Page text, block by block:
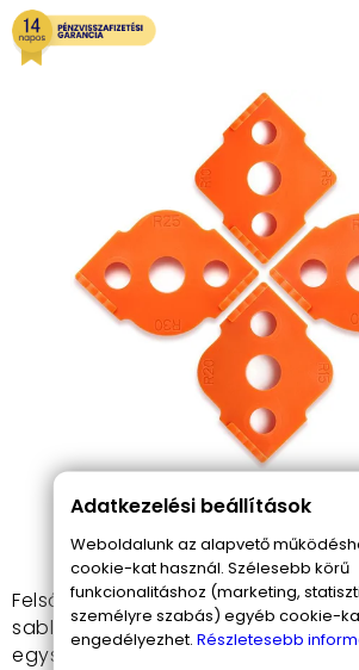
Felsőmaró sarok sablon készlet 8
sablon erős műanyagból
egyszerű.
Adatkezelési beállítások
Weboldalunk az alapvető
cookie-kat használ. Szélesebb körű
funkcionalitáshoz (marketing,
személyre szabás) egyéb cookie-
engedélyezhet. Részletesebb